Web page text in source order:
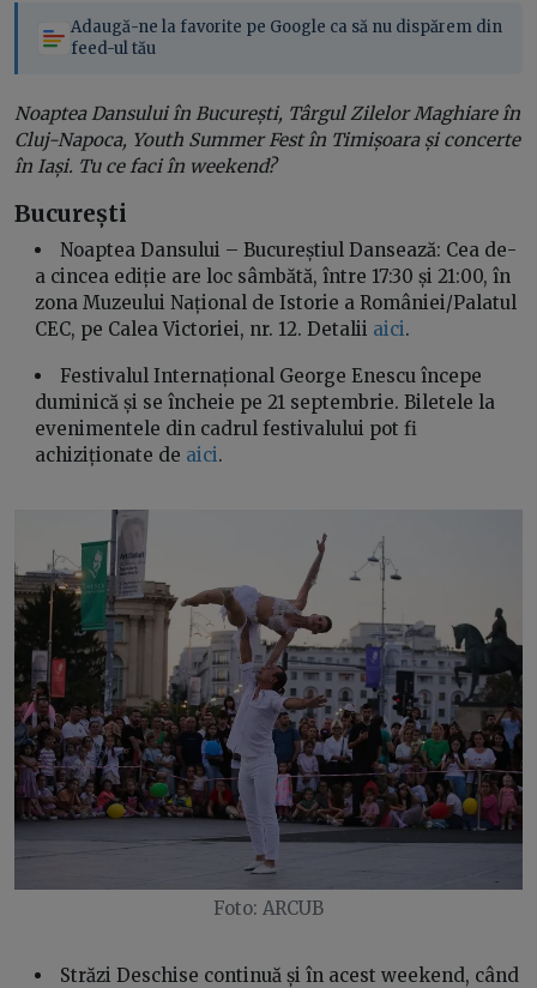
Adaugă-ne la favorite pe Google ca să nu dispărem din
feed-ul tău
Noaptea Dansului în București, Târgul Zilelor Maghiare în
Cluj-Napoca, Youth Summer Fest în Timișoara și concerte
în Iași. Tu ce faci în weekend?
București
Noaptea Dansului – Bucureștiul Dansează: Cea de-
a cincea ediție are loc sâmbătă, între 17:30 și 21:00, în
zona Muzeului Național de Istorie a României/Palatul
CEC, pe Calea Victoriei, nr. 12. Detalii aici.
Festivalul Internațional George Enescu începe
duminică și se încheie pe 21 septembrie. Biletele la
evenimentele din cadrul festivalului pot fi
achiziționate de aici.
Foto: ARCUB
Străzi Deschise continuă și în acest weekend, când